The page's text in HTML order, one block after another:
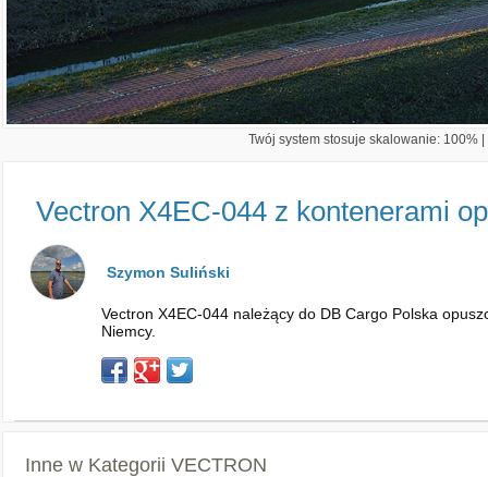
Twój system stosuje skalowanie: 100%
Vectron X4EC-044 z kontenerami
Szymon Suliński
Vectron X4EC-044 należący do DB Cargo Polska
Niemcy.
Inne w Kategorii VECTRON